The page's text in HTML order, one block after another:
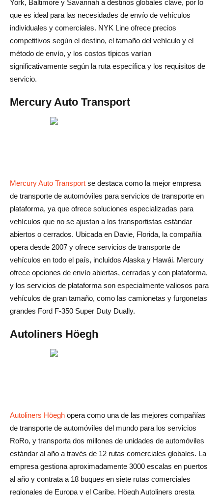
York, Baltimore y Savannah a destinos globales clave, por lo
que es ideal para las necesidades de envío de vehículos
individuales y comerciales. NYK Line ofrece precios
competitivos según el destino, el tamaño del vehículo y el
método de envío, y los costos típicos varían
significativamente según la ruta específica y los requisitos de
servicio.
Mercury Auto Transport
Mercury Auto Transport se destaca como la mejor empresa
de transporte de automóviles para servicios de transporte en
plataforma, ya que ofrece soluciones especializadas para
vehículos que no se ajustan a los transportistas estándar
abiertos o cerrados. Ubicada en Davie, Florida, la compañía
opera desde 2007 y ofrece servicios de transporte de
vehículos en todo el país, incluidos Alaska y Hawái. Mercury
ofrece opciones de envío abiertas, cerradas y con plataforma,
y los servicios de plataforma son especialmente valiosos para
vehículos de gran tamaño, como las camionetas y furgonetas
grandes Ford F-350 Super Duty Dually.
Autoliners Höegh
Autoliners Höegh opera como una de las mejores compañías
de transporte de automóviles del mundo para los servicios
RoRo, y transporta dos millones de unidades de automóviles
estándar al año a través de 12 rutas comerciales globales. La
empresa gestiona aproximadamente 3000 escalas en puertos
al año y contrata a 18 buques en siete rutas comerciales
regionales de Europa y el Caribe. Höegh Autoliners presta